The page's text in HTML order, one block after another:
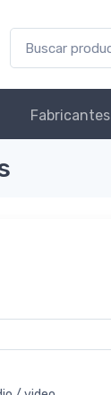
Fabricantes